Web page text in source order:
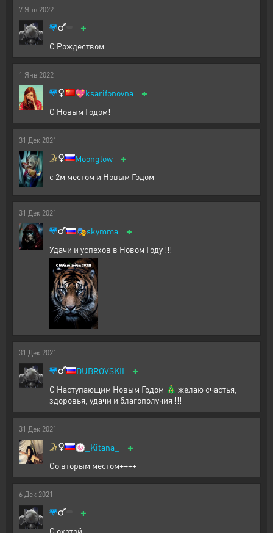
7 Янв 2022
+
С Рождеством
1 Янв 2022
💖ksarifonovna +
С Новым Годом!
31 Дек 2021
Moonglow +
с 2м местом и Новым Годом
31 Дек 2021
🎭skymma +
Удачи и успехов в Новом Году !!!
31 Дек 2021
DUBROVSKII +
С Наступающим Новым Годом 🎄 желаю счастья,
здоровья, удачи и благополучия !!!
31 Дек 2021
🍥 _Kitana_ +
Со вторым местом++++
6 Дек 2021
+
С охотой